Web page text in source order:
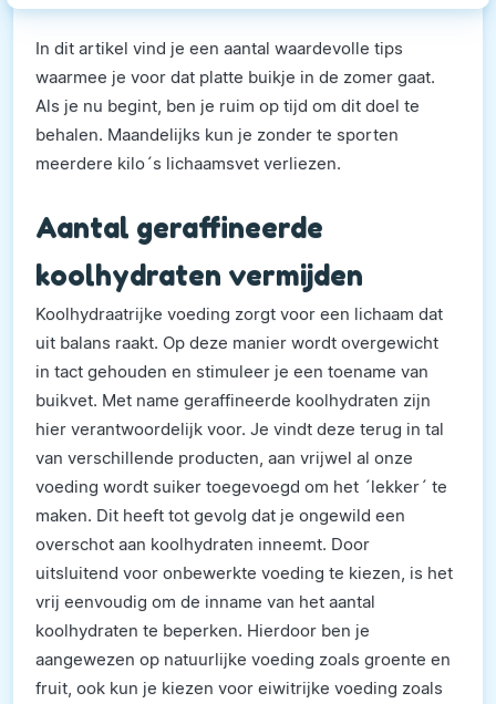
In dit artikel vind je een aantal waardevolle tips
waarmee je voor dat platte buikje in de zomer gaat.
Als je nu begint, ben je ruim op tijd om dit doel te
behalen. Maandelijks kun je zonder te sporten
meerdere kilo´s lichaamsvet verliezen.
Aantal geraffineerde
koolhydraten vermijden
Koolhydraatrijke voeding zorgt voor een lichaam dat
uit balans raakt. Op deze manier wordt overgewicht
in tact gehouden en stimuleer je een toename van
buikvet. Met name geraffineerde koolhydraten zijn
hier verantwoordelijk voor. Je vindt deze terug in tal
van verschillende producten, aan vrijwel al onze
voeding wordt suiker toegevoegd om het ´lekker´ te
maken. Dit heeft tot gevolg dat je ongewild een
overschot aan koolhydraten inneemt. Door
uitsluitend voor onbewerkte voeding te kiezen, is het
vrij eenvoudig om de inname van het aantal
koolhydraten te beperken. Hierdoor ben je
aangewezen op natuurlijke voeding zoals groente en
fruit, ook kun je kiezen voor eiwitrijke voeding zoals